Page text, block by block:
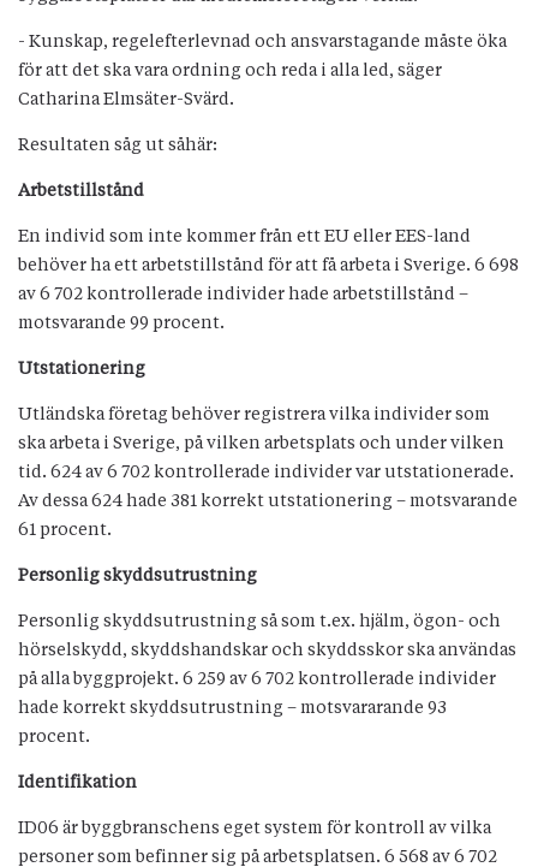
- Kunskap, regelefterlevnad och ansvarstagande måste öka
för att det ska vara ordning och reda i alla led, säger
Catharina Elmsäter-Svärd.
Resultaten såg ut såhär:
Arbetstillstånd
En individ som inte kommer från ett EU eller EES-land
behöver ha ett arbetstillstånd för att få arbeta i Sverige. 6 698
av 6 702 kontrollerade individer hade arbetstillstånd –
motsvarande 99 procent.
Utstationering
Utländska företag behöver registrera vilka individer som
ska arbeta i Sverige, på vilken arbetsplats och under vilken
tid. 624 av 6 702 kontrollerade individer var utstationerade.
Av dessa 624 hade 381 korrekt utstationering – motsvarande
61 procent.
Personlig skyddsutrustning
Personlig skyddsutrustning så som t.ex. hjälm, ögon- och
hörselskydd, skyddshandskar och skyddsskor ska användas
på alla byggprojekt. 6 259 av 6 702 kontrollerade individer
hade korrekt skyddsutrustning – motsvararande 93
procent.
Identifikation
ID06 är byggbranschens eget system för kontroll av vilka
personer som befinner sig på arbetsplatsen. 6 568 av 6 702